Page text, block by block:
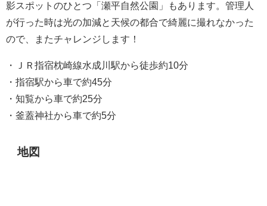
影スポットのひとつ「瀬平自然公園」もあります。管理人
が行った時は光の加減と天候の都合で綺麗に撮れなかった
ので、またチャレンジします！
・ＪＲ指宿枕崎線水成川駅から徒歩約10分
・指宿駅から車で約45分
・知覧から車で約25分
・釜蓋神社から車で約5分
地図